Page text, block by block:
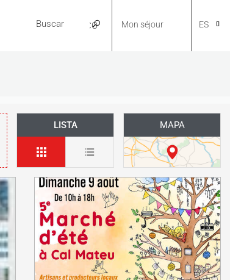
PRÁCTICO
EN
FR
ES
Mon séjour
LISTA MAPA